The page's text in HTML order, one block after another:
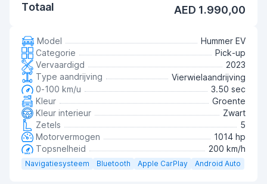
Totaal AED 1.990,00
Model
Hummer EV
Categorie
Pick-up
Vervaardigd
2023
Type aandrijving
Vierwielaandrijving
0-100 km/u
3.50 sec
Kleur
Groente
Kleur interieur
Zwart
Zetels
5
Motorvermogen
1014 hp
Topsnelheid
200 km/h
Navigatiesysteem Bluetooth Apple CarPlay Android Auto